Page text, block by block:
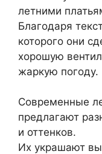
летними
Благодаря
которого они
хорошую
жаркую погоду.
Современные
предлагают
и оттенков.
Их украшают